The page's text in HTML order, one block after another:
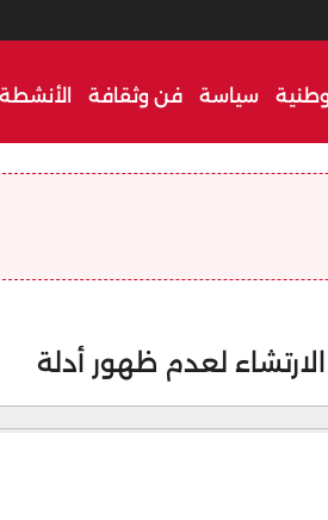
وطنية سياسة فن وثقافة
لعدم ظهور أدلة